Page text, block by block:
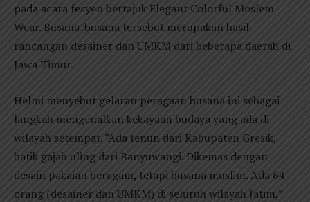
pada acara fesyen bertajuk Elegant Colorful Moslem
Wear. Busana-busana tersebut merupakan hasil
rancangan desainer dan UMKM dari beberapa daerah di
Jawa Timur.
Helmi menyebut gelaran peragaan busana ini sebagai
langkah mengenalkan kekayaan budaya yang ada di
wilayah setempat. “Ada tenun dari Kabupaten Gresik,
batik gajah uling dari Banyuwangi. Dikemas dengan
desain pakaian beragam, tetapi busana muslim. Ada 64
orang (desainer dan UMKM) di seluruh wilayah Jatim,”